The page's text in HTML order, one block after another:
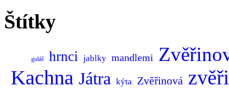
Štítky
guláš hrnci jablky mandlemi
Kachna Játra kýta Zvěřinová